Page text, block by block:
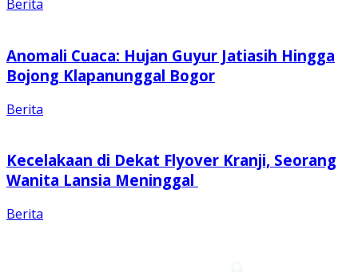
Berita
Anomali Cuaca: Hujan Guyur Jatiasih Hingga
Bojong Klapanunggal Bogor
Berita
Kecelakaan di Dekat Flyover Kranji, Seorang
Wanita Lansia Meninggal
Berita